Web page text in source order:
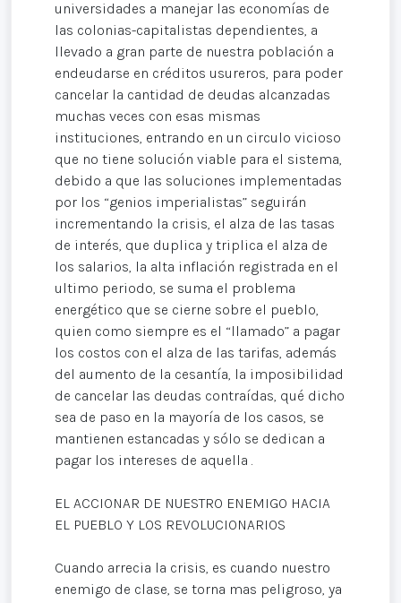
universidades a manejar las economías de
las colonias-capitalistas dependientes, a
llevado a gran parte de nuestra población a
endeudarse en créditos usureros, para poder
cancelar la cantidad de deudas alcanzadas
muchas veces con esas mismas
instituciones, entrando en un circulo vicioso
que no tiene solución viable para el sistema,
debido a que las soluciones implementadas
por los “genios imperialistas” seguirán
incrementando la crisis, el alza de las tasas
de interés, que duplica y triplica el alza de
los salarios, la alta inflación registrada en el
ultimo periodo, se suma el problema
energético que se cierne sobre el pueblo,
quien como siempre es el “llamado” a pagar
los costos con el alza de las tarifas, además
del aumento de la cesantía, la imposibilidad
de cancelar las deudas contraídas, qué dicho
sea de paso en la mayoría de los casos, se
mantienen estancadas y sólo se dedican a
pagar los intereses de aquella .
EL ACCIONAR DE NUESTRO ENEMIGO HACIA
EL PUEBLO Y LOS REVOLUCIONARIOS
Cuando arrecia la crisis, es cuando nuestro
enemigo de clase, se torna mas peligroso, ya